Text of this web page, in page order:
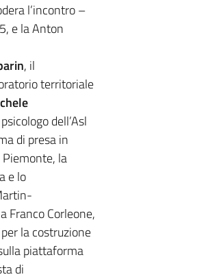
l’incontro –
e la Anton
, il
territoriale
dell’Asl
di presa in
la
e lo
Franco Corleone,
la costruzione
piattaforma
di